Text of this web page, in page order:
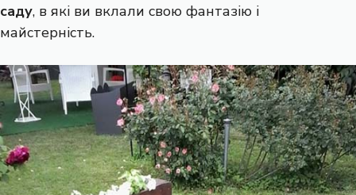
саду, в які ви вклали свою фантазію і
майстерність.